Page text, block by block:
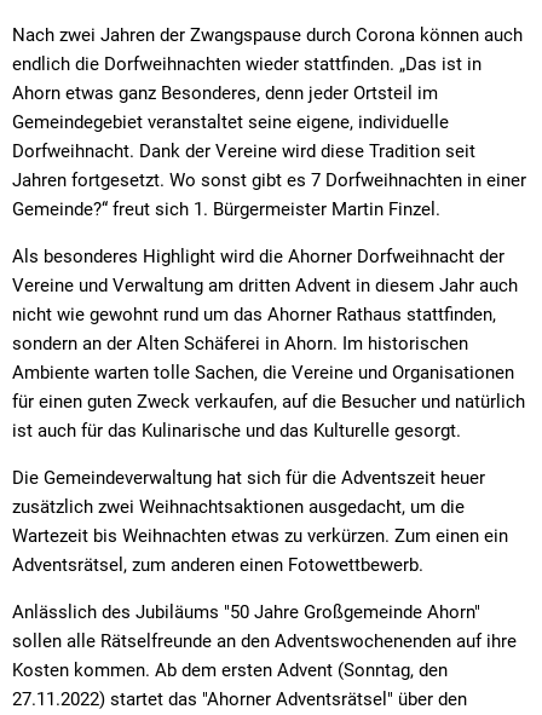
Nach zwei Jahren der Zwangspause durch Corona können auch
endlich die Dorfweihnachten wieder stattfinden. „Das ist in
Ahorn etwas ganz Besonderes, denn jeder Ortsteil im
Gemeindegebiet veranstaltet seine eigene, individuelle
Dorfweihnacht. Dank der Vereine wird diese Tradition seit
Jahren fortgesetzt. Wo sonst gibt es 7 Dorfweihnachten in einer
Gemeinde?“ freut sich 1. Bürgermeister Martin Finzel.
Als besonderes Highlight wird die Ahorner Dorfweihnacht der
Vereine und Verwaltung am dritten Advent in diesem Jahr auch
nicht wie gewohnt rund um das Ahorner Rathaus stattfinden,
sondern an der Alten Schäferei in Ahorn. Im historischen
Ambiente warten tolle Sachen, die Vereine und Organisationen
für einen guten Zweck verkaufen, auf die Besucher und natürlich
ist auch für das Kulinarische und das Kulturelle gesorgt.
Die Gemeindeverwaltung hat sich für die Adventszeit heuer
zusätzlich zwei Weihnachtsaktionen ausgedacht, um die
Wartezeit bis Weihnachten etwas zu verkürzen. Zum einen ein
Adventsrätsel, zum anderen einen Fotowettbewerb.
Anlässlich des Jubiläums "50 Jahre Großgemeinde Ahorn"
sollen alle Rätselfreunde an den Adventswochenenden auf ihre
Kosten kommen. Ab dem ersten Advent (Sonntag, den
27.11.2022) startet das "Ahorner Adventsrätsel" über den